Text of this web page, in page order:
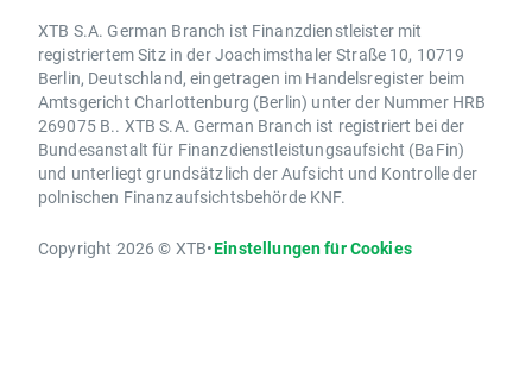
XTB S.A. German Branch ist Finanzdienstleister mit
registriertem Sitz in der Joachimsthaler Straße 10, 10719
Berlin, Deutschland, eingetragen im Handelsregister beim
Amtsgericht Charlottenburg (Berlin) unter der Nummer HRB
269075 B.. XTB S.A. German Branch ist registriert bei der
Bundesanstalt für Finanzdienstleistungsaufsicht (BaFin)
und unterliegt grundsätzlich der Aufsicht und Kontrolle der
polnischen Finanzaufsichtsbehörde KNF.
Copyright 2026 © XTB•Einstellungen für Cookies